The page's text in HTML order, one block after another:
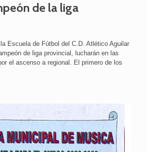
de la liga
Escuela de Fútbol del C.D. Atlético Aguilar
de liga provincial, lucharán en las
el ascenso a regional. El primero de los